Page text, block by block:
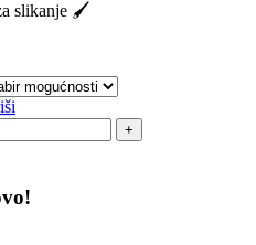
slikanje 🖌️